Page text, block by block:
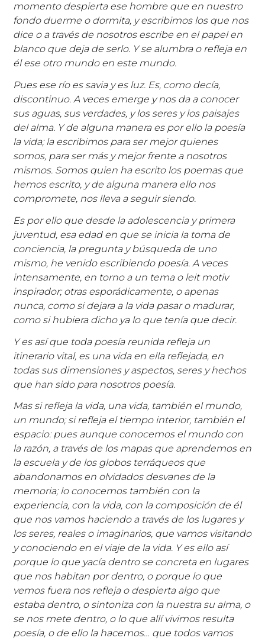
momento despierta ese hombre que en nuestro
fondo duerme o dormita, y escribimos los que nos
dice o a través de nosotros escribe en el papel en
blanco que deja de serlo. Y se alumbra o refleja en
él ese otro mundo en este mundo.
Pues ese río es savia y es luz. Es, como decía,
discontinuo. A veces emerge y nos da a conocer
sus aguas, sus verdades, y los seres y los paisajes
del alma. Y de alguna manera es por ello la poesía
la vida; la escribimos para ser mejor quienes
somos, para ser más y mejor frente a nosotros
mismos. Somos quien ha escrito los poemas que
hemos escrito, y de alguna manera ello nos
compromete, nos lleva a seguir siendo.
Es por ello que desde la adolescencia y primera
juventud, esa edad en que se inicia la toma de
conciencia, la pregunta y búsqueda de uno
mismo, he venido escribiendo poesía. A veces
intensamente, en torno a un tema o leit motiv
inspirador; otras esporádicamente, o apenas
nunca, como si dejara a la vida pasar o madurar,
como si hubiera dicho ya lo que tenía que decir.
Y es así que toda poesía reunida refleja un
itinerario vital, es una vida en ella reflejada, en
todas sus dimensiones y aspectos, seres y hechos
que han sido para nosotros poesía.
Mas si refleja la vida, una vida, también el mundo,
un mundo; si refleja el tiempo interior, también el
espacio: pues aunque conocemos el mundo con
la razón, a través de los mapas que aprendemos en
la escuela y de los globos terráqueos que
abandonamos en olvidados desvanes de la
memoria; lo conocemos también con la
experiencia, con la vida, con la composición de él
que nos vamos haciendo a través de los lugares y
los seres, reales o imaginarios, que vamos visitando
y conociendo en el viaje de la vida. Y es ello así
porque lo que yacía dentro se concreta en lugares
que nos habitan por dentro, o porque lo que
vemos fuera nos refleja o despierta algo que
estaba dentro, o sintoniza con la nuestra su alma, o
se nos mete dentro, o lo que allí vivimos resulta
poesía, o de ello la hacemos… que todos vamos